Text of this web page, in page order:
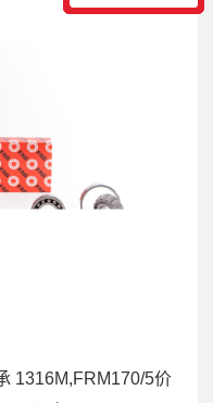
1316M,FRM170/5价